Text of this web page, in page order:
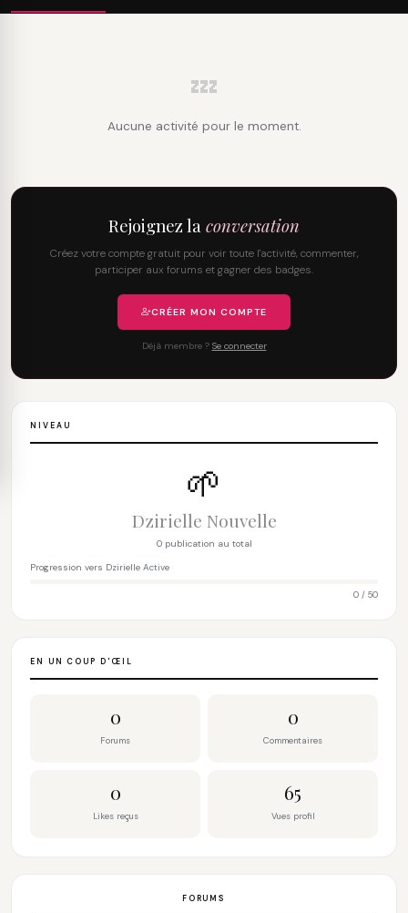
💤
Aucune activité pour le moment.
Rejoignez la conversation
Créez votre compte gratuit pour voir toute l'activité, commenter,
participer aux forums et gagner des badges.
CRÉER MON COMPTE
Déjà membre ? Se connecter
NIVEAU
🌱
Dzirielle Nouvelle
0 publication au total
Progression vers Dzirielle Active
0 / 50
EN UN COUP D'ŒIL
0
Forums
0
Commentaires
0
Likes reçus
65
Vues profil
FORUMS